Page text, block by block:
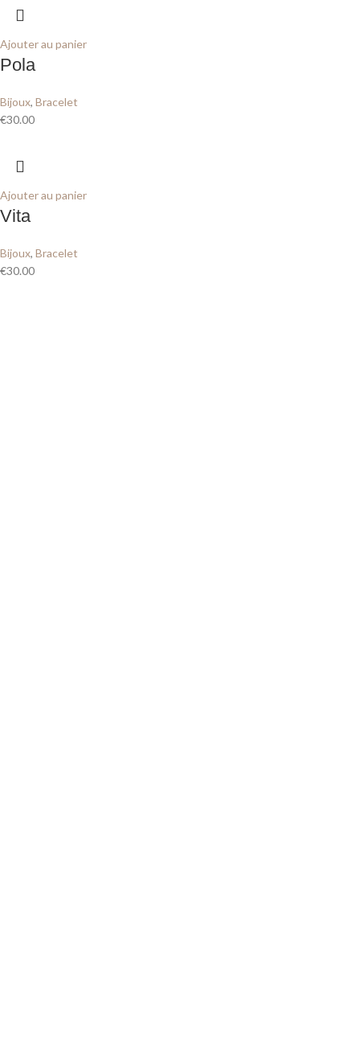
Ajouter au panier
Pola
Bijoux, Bracelet
€30.00
Ajouter au panier
Vita
Bijoux, Bracelet
€30.00